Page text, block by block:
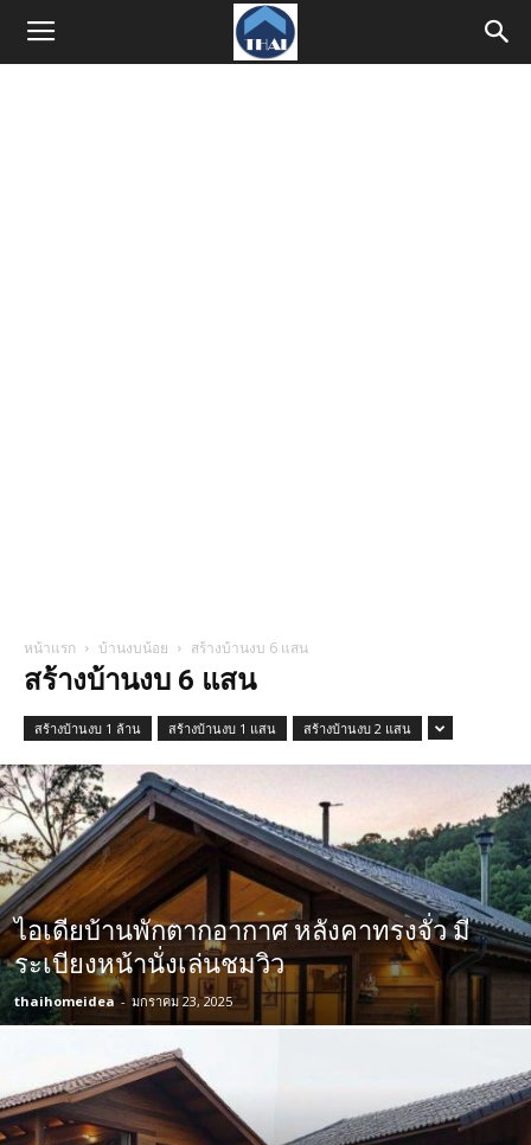
หน้าแรก บ้านงบน้อย สร้างบ้านงบ 6 แสน
สร้างบ้านงบ 6 แสน
สร้างบ้านงบ 1 ล้าน สร้างบ้านงบ 1 แสน สร้างบ้านงบ 2 แสน
ไอเดียบ้านพักตากอากาศ หลังคาทรงจั่ว มี
ระเบียงหน้านั่งเล่นชมวิว
thaihomeidea - มกราคม 23, 2025